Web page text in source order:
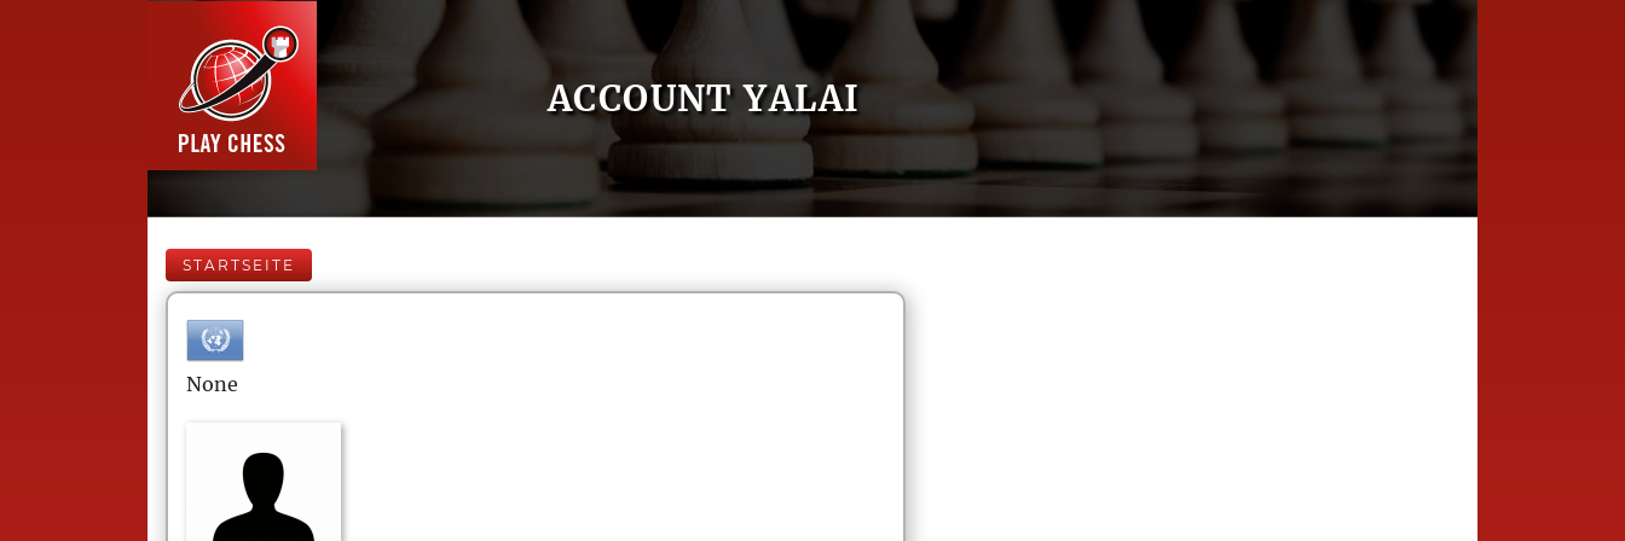
ACCOUNT YALAI
STARTSEITE
None